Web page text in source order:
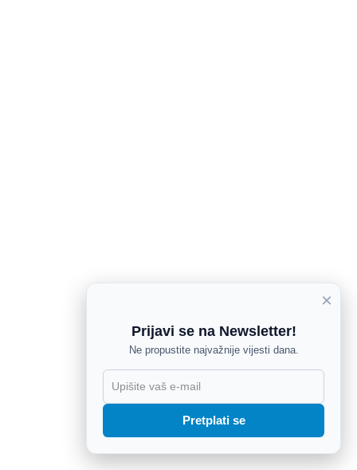
×
Prijavi se na Newsletter!
Ne propustite najvažnije vijesti dana.
Pretplati se